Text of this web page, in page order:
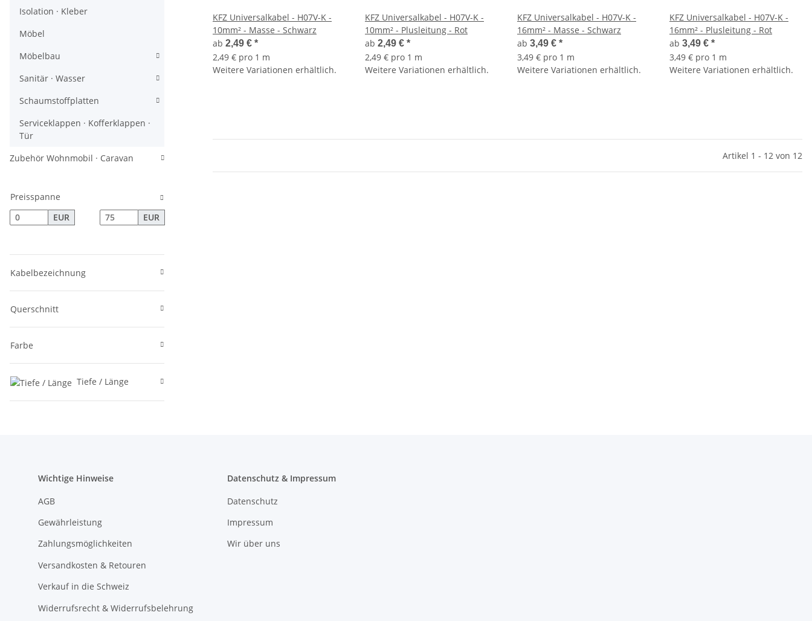
KFZ Universalkabel - H07V-K -
10mm² - Masse - Schwarz
ab 2,49 € *
2,49 € pro 1 m
Weitere Variationen erhältlich.
KFZ Universalkabel - H07V-K -
10mm² - Plusleitung - Rot
ab 2,49 € *
2,49 € pro 1 m
Weitere Variationen erhältlich.
KFZ Universalkabel - H07V-K -
16mm² - Masse - Schwarz
ab 3,49 € *
3,49 € pro 1 m
Weitere Variationen erhältlich.
KFZ Universalkabel - H07V-K -
16mm² - Plusleitung - Rot
ab 3,49 € *
3,49 € pro 1 m
Weitere Variationen erhältlich.
Artikel 1 - 12 von 12
Isolation · Kleber
Möbel
Möbelbau
Sanitär · Wasser
Schaumstoffplatten
Serviceklappen · Kofferklappen ·
Tür
Zubehör Wohnmobil · Caravan
Preisspanne
EUR
EUR
Kabelbezeichnung
Querschnitt
Farbe
Tiefe / Länge
Wichtige Hinweise
AGB
Gewährleistung
Zahlungsmöglichkeiten
Versandkosten & Retouren
Verkauf in die Schweiz
Widerrufsrecht & Widerrufsbelehrung
Datenschutz & Impressum
Datenschutz
Impressum
Wir über uns